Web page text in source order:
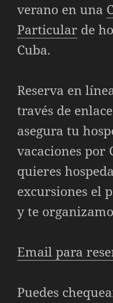
verano en una
Particular de
Cuba.
Reserva en
través de
asegura tu
vacaciones por
quieres
excursiones el
y te
Email para
Puedes